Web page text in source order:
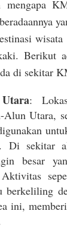
mengapa
Berikut
di sekitar
:
Utara,
Di sekitar
besar
berkeliling
ini,